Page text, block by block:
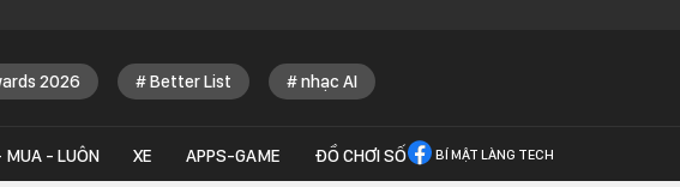
2026 Better List nhạc AI
MUA - LUÔN XE APPS-GAME ĐỒ CHƠI SỐ BÍ MẬT LÀNG TECH